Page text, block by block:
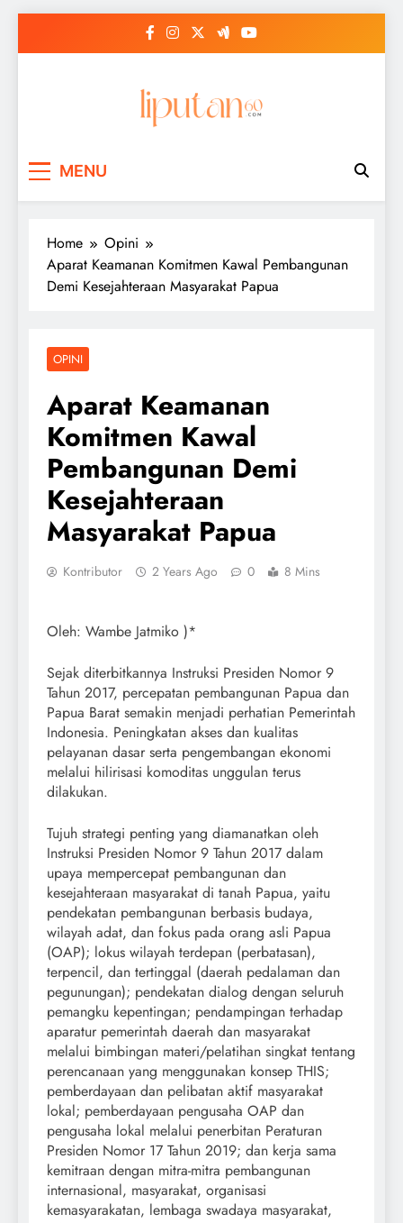
MENU
Home
Opini
Aparat Keamanan Komitmen Kawal Pembangunan
Demi Kesejahteraan Masyarakat Papua
OPINI
Aparat Keamanan
Komitmen Kawal
Pembangunan Demi
Kesejahteraan
Masyarakat Papua
Kontributor 2 Years Ago 0 8 Mins
Oleh: Wambe Jatmiko )*
Sejak diterbitkannya Instruksi Presiden Nomor 9
Tahun 2017, percepatan pembangunan Papua dan
Papua Barat semakin menjadi perhatian Pemerintah
Indonesia. Peningkatan akses dan kualitas
pelayanan dasar serta pengembangan ekonomi
melalui hilirisasi komoditas unggulan terus
dilakukan.
Tujuh strategi penting yang diamanatkan oleh
Instruksi Presiden Nomor 9 Tahun 2017 dalam
upaya mempercepat pembangunan dan
kesejahteraan masyarakat di tanah Papua, yaitu
pendekatan pembangunan berbasis budaya,
wilayah adat, dan fokus pada orang asli Papua
(OAP); lokus wilayah terdepan (perbatasan),
terpencil, dan tertinggal (daerah pedalaman dan
pegunungan); pendekatan dialog dengan seluruh
pemangku kepentingan; pendampingan terhadap
aparatur pemerintah daerah dan masyarakat
melalui bimbingan materi/pelatihan singkat tentang
perencanaan yang menggunakan konsep THIS;
pemberdayaan dan pelibatan aktif masyarakat
lokal; pemberdayaan pengusaha OAP dan
pengusaha lokal melalui penerbitan Peraturan
Presiden Nomor 17 Tahun 2019; dan kerja sama
kemitraan dengan mitra-mitra pembangunan
internasional, masyarakat, organisasi
kemasyarakatan, lembaga swadaya masyarakat,